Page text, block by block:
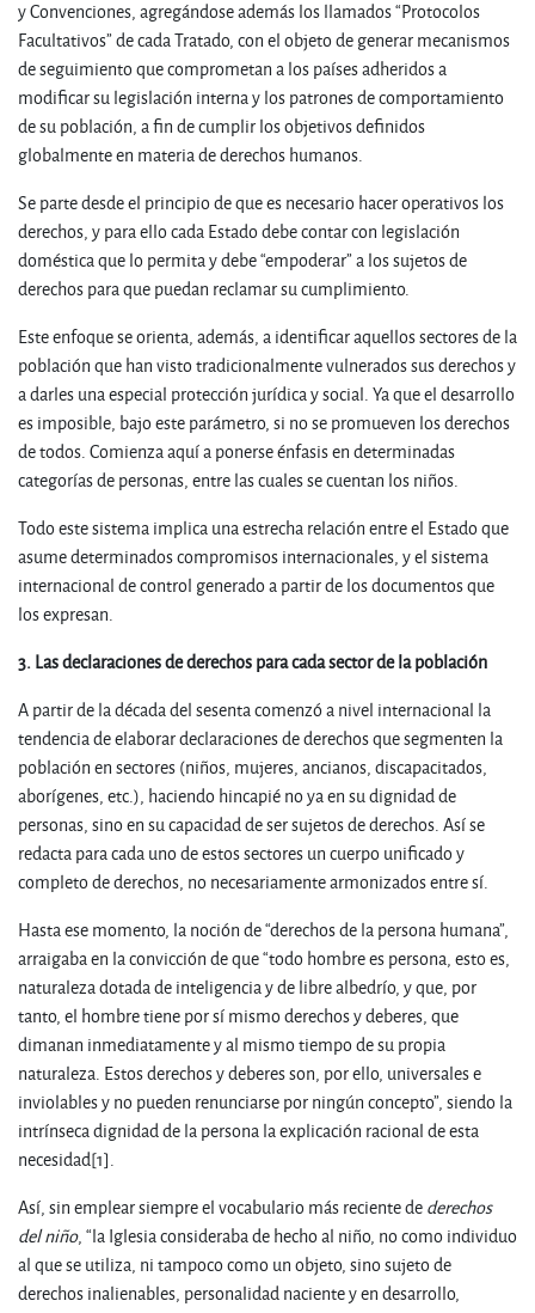
y Convenciones, agregándose además los llamados “Protocolos
Facultativos” de cada Tratado, con el objeto de generar mecanismos
de seguimiento que comprometan a los países adheridos a
modificar su legislación interna y los patrones de comportamiento
de su población, a fin de cumplir los objetivos definidos
globalmente en materia de derechos humanos.
Se parte desde el principio de que es necesario hacer operativos los
derechos, y para ello cada Estado debe contar con legislación
doméstica que lo permita y debe “empoderar” a los sujetos de
derechos para que puedan reclamar su cumplimiento.
Este enfoque se orienta, además, a identificar aquellos sectores de la
población que han visto tradicionalmente vulnerados sus derechos y
a darles una especial protección jurídica y social. Ya que el desarrollo
es imposible, bajo este parámetro, si no se promueven los derechos
de todos. Comienza aquí a ponerse énfasis en determinadas
categorías de personas, entre las cuales se cuentan los niños.
Todo este sistema implica una estrecha relación entre el Estado que
asume determinados compromisos internacionales, y el sistema
internacional de control generado a partir de los documentos que
los expresan.
3. Las declaraciones de derechos para cada sector de la población
A partir de la década del sesenta comenzó a nivel internacional la
tendencia de elaborar declaraciones de derechos que segmenten la
población en sectores (niños, mujeres, ancianos, discapacitados,
aborígenes, etc.), haciendo hincapié no ya en su dignidad de
personas, sino en su capacidad de ser sujetos de derechos. Así se
redacta para cada uno de estos sectores un cuerpo unificado y
completo de derechos, no necesariamente armonizados entre sí.
Hasta ese momento, la noción de “derechos de la persona humana”,
arraigaba en la convicción de que “todo hombre es persona, esto es,
naturaleza dotada de inteligencia y de libre albedrío, y que, por
tanto, el hombre tiene por sí mismo derechos y deberes, que
dimanan inmediatamente y al mismo tiempo de su propia
naturaleza. Estos derechos y deberes son, por ello, universales e
inviolables y no pueden renunciarse por ningún concepto”, siendo la
intrínseca dignidad de la persona la explicación racional de esta
necesidad[1].
Así, sin emplear siempre el vocabulario más reciente dederechos
del niño, “la Iglesia consideraba de hecho al niño, no como individuo
al que se utiliza, ni tampoco como un objeto, sino sujeto de
derechos inalienables, personalidad naciente y en desarrollo,